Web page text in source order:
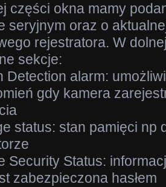
części okna mamy
seryjnym oraz o
rejestratora. W
sekcje:
Detection alarm:
gdy kamera
status: stan pamięci np
Security Status:
zabezpieczona hasłem